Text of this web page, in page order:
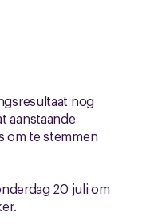
nog
aanstaande
om te stemmen
20 juli om